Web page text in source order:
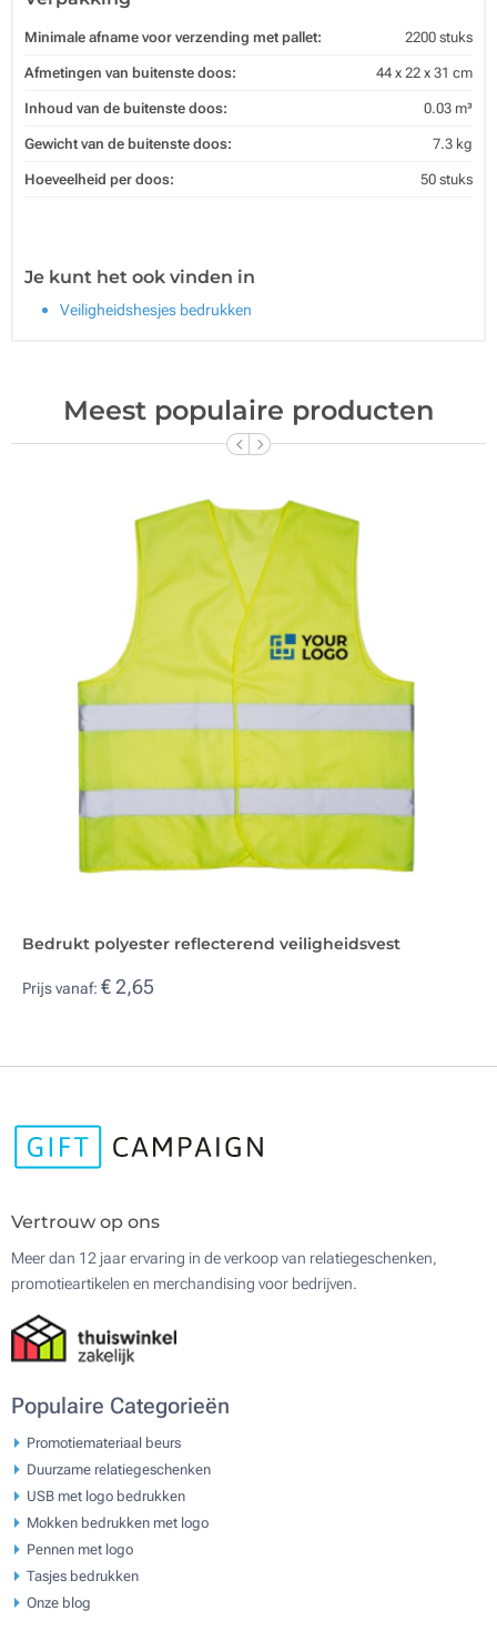
Minimale afname voor verzending met pallet: 2200 stuks
Afmetingen van buitenste doos: 44 x 22 x 31 cm
Inhoud van de buitenste doos: 0.03 m³
Gewicht van de buitenste doos: 7.3 kg
Hoeveelheid per doos: 50 stuks
Je kunt het ook vinden in
Veiligheidshesjes bedrukken
Meest populaire producten
Bedrukt polyester reflecterend veiligheidsvest
Prijs vanaf: € 2,65
Vertrouw op ons
Meer dan 12 jaar ervaring in de verkoop van relatiegeschenken,
promotieartikelen en merchandising voor bedrijven.
Populaire Categorieën
Promotiemateriaal beurs
Duurzame relatiegeschenken
USB met logo bedrukken
Mokken bedrukken met logo
Pennen met logo
Tasjes bedrukken
Onze blog